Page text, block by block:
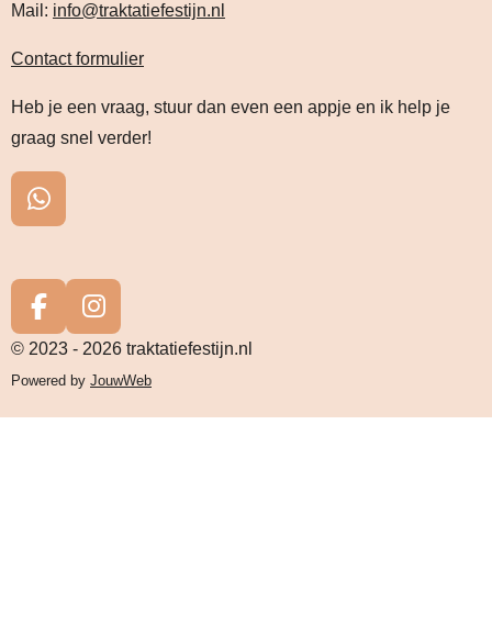
Mail: info@traktatiefestijn.nl
Contact formulier
Heb je een vraag, stuur dan even een appje en ik help je
graag snel verder!
W
t
s
A
F
a
b
I
n
s
a
© 2023 - 2026 traktatiefestijn.nl
Powered by JouwWeb